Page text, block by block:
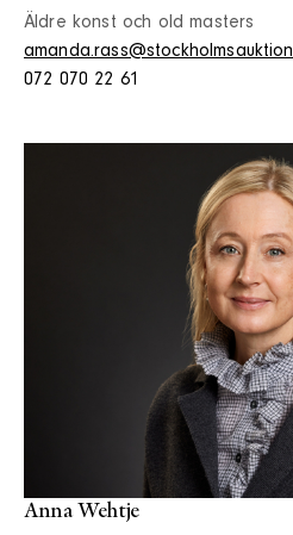
Äldre konst och old masters
072 070 22 61
Anna Wehtje